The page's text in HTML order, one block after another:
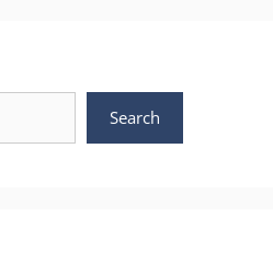
Search